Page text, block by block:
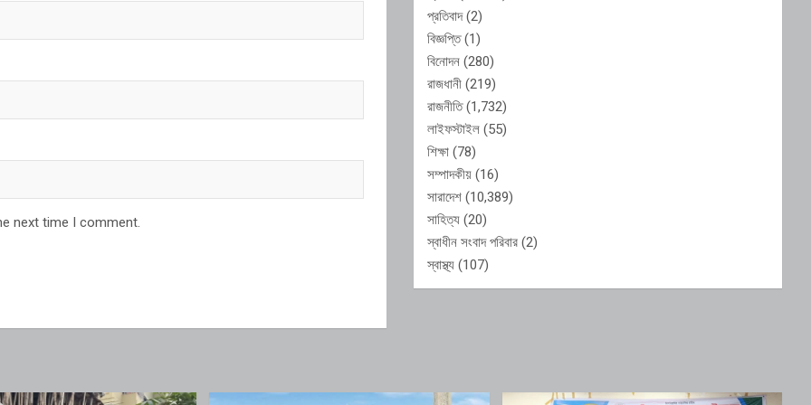
next time I comment.
প্রতিবাদ(2)
বিজ্ঞপ্তি(1)
বিনোদন (280)
রাজধানী (219)
রাজনীতি(1,732)
লাইফস্টাইল (55)
শিক্ষা (78)
সম্পাদকীয় (16)
সারাদেশ (10,389)
সাহিত্য (20)
স্বাধীন সংবাদ পরিবার (2)
স্বাস্থ্য (107)